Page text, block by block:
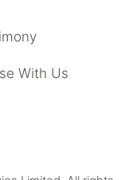
With Us